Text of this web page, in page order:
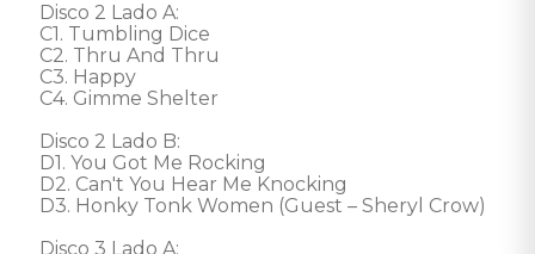
Disco 2 Lado A:
C1. Tumbling Dice
C2. Thru And Thru
C3. Happy
C4. Gimme Shelter
Disco 2 Lado B:
D1. You Got Me Rocking
D2. Can't You Hear Me Knocking
D3. Honky Tonk Women (Guest – Sheryl Crow)
Disco 3 Lado A: